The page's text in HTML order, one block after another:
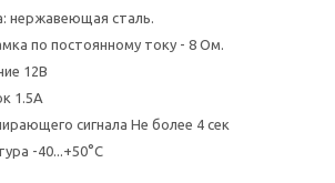
нержавеющая сталь.
по постоянному току - 8 Ом.
12В
1.5А
сигнала Не более 4 сек
-40...+50°C